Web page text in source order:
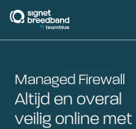
signetbreedband
Managed Firewall
Altijd en overal
veilig online met